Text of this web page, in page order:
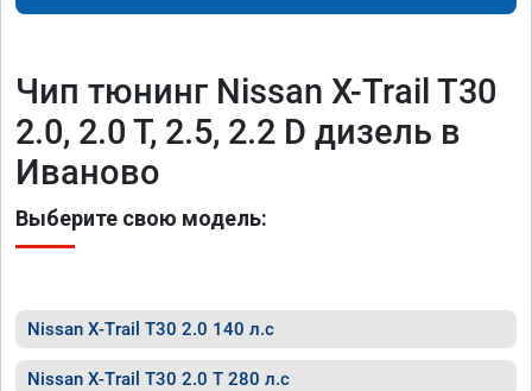
Чип тюнинг Nissan X-Trail T30
2.0, 2.0 T, 2.5, 2.2 D дизель в
Иваново
Выберите свою модель:
Nissan X-Trail T30 2.0 140 л.с
Nissan X-Trail T30 2.0 T 280 л.с